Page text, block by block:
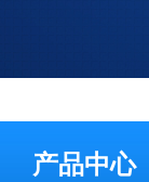
产品中心